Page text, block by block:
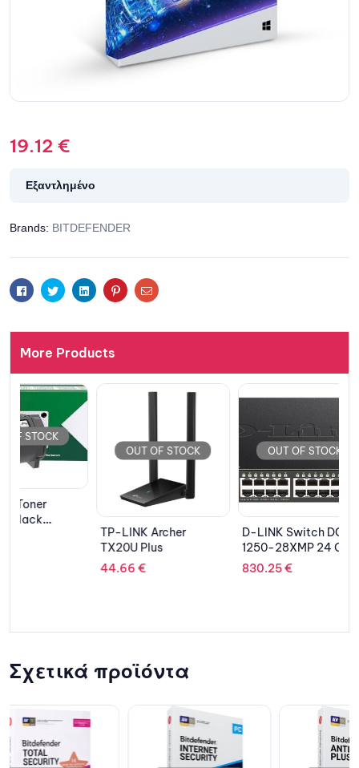
19.12 €
Εξαντλημένο
Brands: BITDEFENDER
FacebookTwitterLinkedinPinterestEmail
More Products
OUT OF STOCK
TP-LINK Archer
OUT OF STOCK
D-LINK Switch DGS-
1250-28XMP 24 Gbit
Port 4x10G SFP+ POE
OUT
TP-
Σχετικά προϊόντα